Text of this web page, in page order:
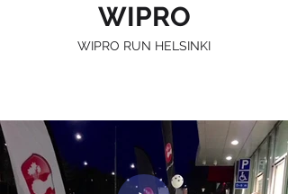
WIPRO
WIPRO RUN HELSINKI